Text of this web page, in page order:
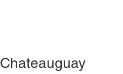
Chateauguay